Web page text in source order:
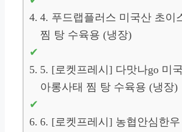
4. 푸드랩플러스 미국산 초이
찜 탕 수육용 (냉장)
5. [로켓프레시] 다맛나go 미
아롱사태 찜 탕 수육용 (냉장)
6. [로켓프레시] 농협안심한우